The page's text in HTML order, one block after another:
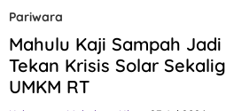
Pariwara
Mahulu Kaji Sampah
Tekan Krisis Solar
UMKM RT